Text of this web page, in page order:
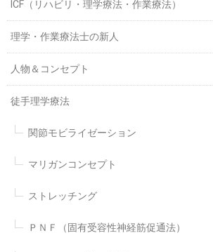
ICF（リハビリ・理学療法・作業療法）
理学・作業療法士の新人
人物＆コンセプト
徒手理学療法
関節モビライゼーション
マリガンコンセプト
ストレッチング
ＰＮＦ（固有受容性神経筋促通法）